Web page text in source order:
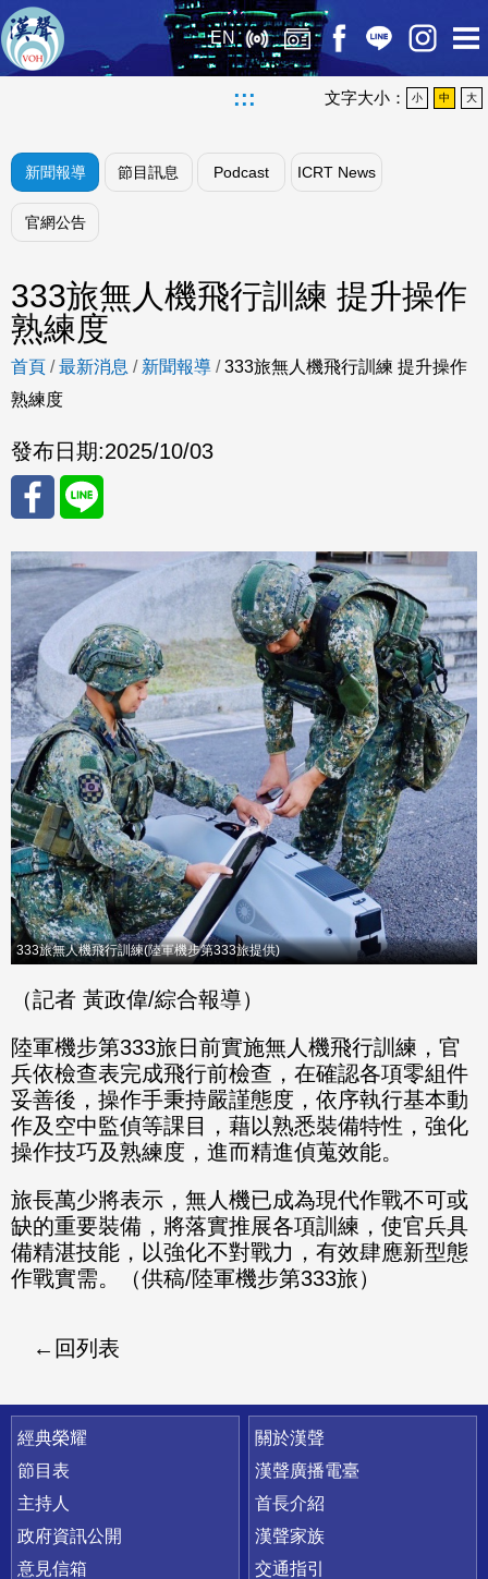
EN
::: 文字大小： 小 中 大
新聞報導 節目訊息 Podcast ICRT News
官網公告
333旅無人機飛行訓練 提升操作
熟練度
首頁 /最新消息 / 新聞報導 /333旅無人機飛行訓練 提升操作
熟練度
發布日期:2025/10/03
分享
至
Fac
eBo
ok
分享
至
Line
333旅無人機飛行訓練(陸軍機步第333旅提供)
（記者 黃政偉/綜合報導）
陸軍機步第333旅日前實施無人機飛行訓練，官
兵依檢查表完成飛行前檢查，在確認各項零組件
妥善後，操作手秉持嚴謹態度，依序執行基本動
作及空中監偵等課目，藉以熟悉裝備特性，強化
操作技巧及熟練度，進而精進偵蒐效能。
旅長萬少將表示，無人機已成為現代作戰不可或
缺的重要裝備，將落實推展各項訓練，使官兵具
備精湛技能，以強化不對戰力，有效肆應新型態
作戰實需。（供稿/陸軍機步第333旅）
回列表
快速連結
經典榮耀
節目表
主持人
政府資訊公開
意見信箱
關於漢聲
漢聲廣播電臺
首長介紹
漢聲家族
交通指引